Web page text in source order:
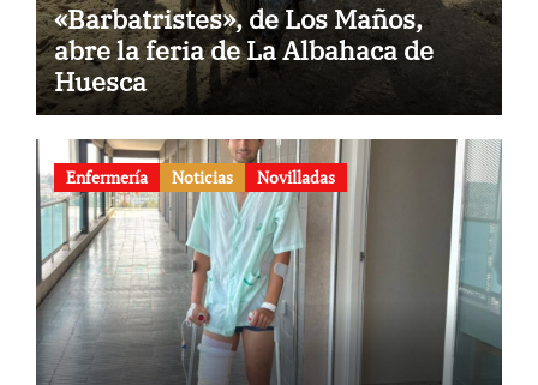
«Barbatristes», de Los Maños,
abre la feria de La Albahaca de
Huesca
Enfermería Noticias Novilladas